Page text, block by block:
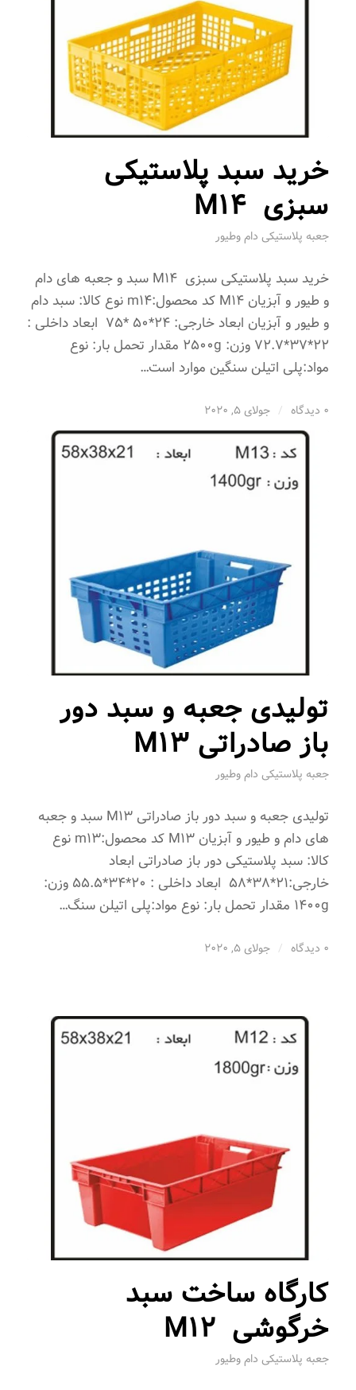
خرید سبد پلاستیکی
سبزی M14
جعبه پلاستیکی دام وطیور
خرید سبد پلاستیکی سبزی M14 سبد و جعبه های دام
و طیور و آبزیان M14 کد محصول:m14 نوع کالا: سبد دام
و طیور و آبزیان ابعاد خارجی: 24*50 *75 ابعاد داخلی :
22*37*72.7 وزن: 2500g مقدار تحمل بار: نوع
مواد:پلی اتیلن سنگین موارد است…
0 دیدگاه / جولای 5, 2020
تولیدی جعبه و سبد دور
باز صادراتی M13
جعبه پلاستیکی دام وطیور
تولیدی جعبه و سبد دور باز صادراتی M13 سبد و جعبه
های دام و طیور و آبزیان M13 کد محصول:m13 نوع
کالا: سبد پلاستیکی دور باز صادراتی ابعاد
خارجی:21*38*58 ابعاد داخلی : 20*34*55.5 وزن:
1400g مقدار تحمل بار: نوع مواد:پلی اتیلن سنگ…
0 دیدگاه / جولای 5, 2020
کارگاه ساخت سبد
خرگوشی M12
جعبه پلاستیکی دام وطیور